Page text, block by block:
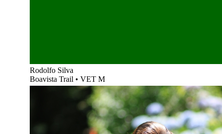
Rodolfo Silva
Boavista Trail • VET M